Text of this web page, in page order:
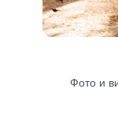
Фото и